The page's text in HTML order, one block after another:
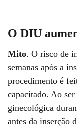
O DIU
Mito. O risco de
semanas após a
procedimento é
capacitado. Ao
ginecológica
antes da inserção